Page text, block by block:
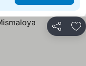
Compartir